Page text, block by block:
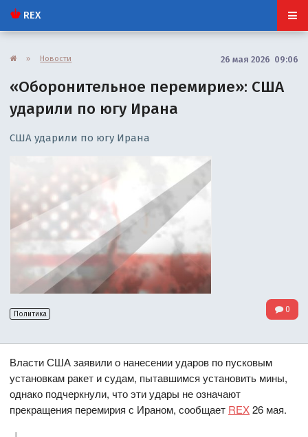
REX
» Новости 26 мая 2026 09:06
«Оборонительное перемирие»: США
ударили по югу Ирана
США ударили по югу Ирана
Политика 0
Власти США заявили о нанесении ударов по пусковым
установкам ракет и судам, пытавшимся установить мины,
однако подчеркнули, что эти удары не означают
прекращения перемирия с Ираном, сообщает REX26 мая.